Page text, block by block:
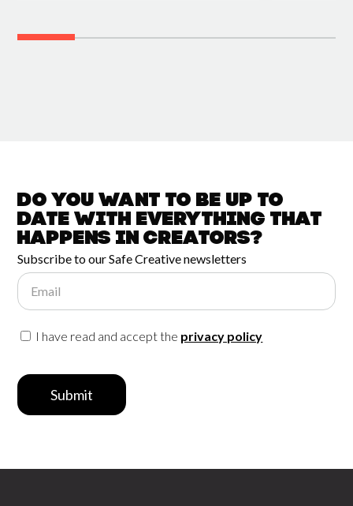
Do you want to be up to
date witheverything that
happens inCreators?
Subscribe to our Safe Creative newsletters
Email
I have read and accept the privacy policy
Submit